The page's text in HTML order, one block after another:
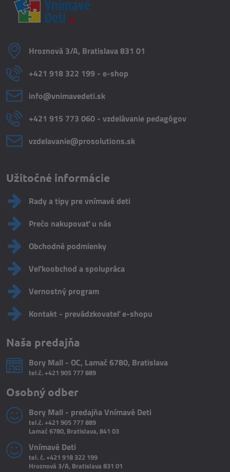
Hroznová 3/A, Bratislava 831 01
+421 918 322 199 - e-shop
info​@vnimavedeti​.sk
+421 915 773 060 - vzdelávanie pedagógov
vzdelavanie​@prosolutions​.sk
Užitočné informácie
Rady a tipy pre vnímavé deti
Prečo nakupovať u nás
Obchodné podmienky
Veľkoobchod a spolupráca
Vernostný program
Kontakt - prevádzkovateľ e-shopu
Naša predajňa
Bory Mall - OC, Lamač 6780, Bratislava
tel.č.+421 905 777 889
Osobný odber
Bory Mall - predajňa Vnímavé Deti
tel.č.+421 905 777 889
Lamač 6780, Bratislava, 841 03
Vnímavé Deti
tel. č.+421 918 322 199
Hroznová 3/A, Bratislava 831 01